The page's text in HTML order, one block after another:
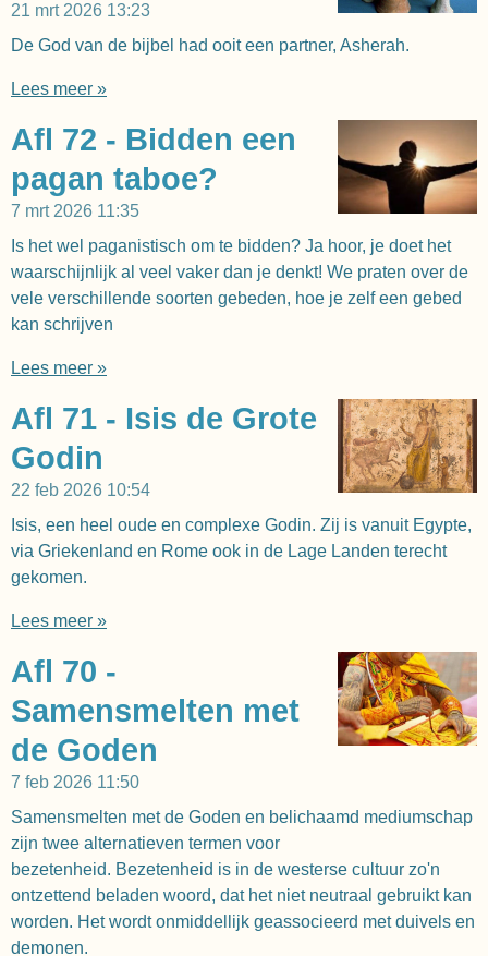
21 mrt 2026 13:23
De God van de bijbel had ooit een partner, Asherah.
Lees meer »
Afl 72 - Bidden een
pagan taboe?
7 mrt 2026 11:35
Is het wel paganistisch om te bidden? Ja hoor, je doet het
waarschijnlijk al veel vaker dan je denkt! We praten over de
vele verschillende soorten gebeden, hoe je zelf een gebed
kan schrijven
Lees meer »
Afl 71 - Isis de Grote
Godin
22 feb 2026 10:54
Isis, een heel oude en complexe Godin. Zij is vanuit Egypte,
via Griekenland en Rome ook in de Lage Landen terecht
gekomen.
Lees meer »
Afl 70 -
Samensmelten met
de Goden
7 feb 2026 11:50
Samensmelten met de Goden en belichaamd mediumschap
zijn twee alternatieven termen voor
bezetenheid. Bezetenheid is in de westerse cultuur zo'n
ontzettend beladen woord, dat het niet neutraal gebruikt kan
worden. Het wordt onmiddellijk geassocieerd met duivels en
demonen.